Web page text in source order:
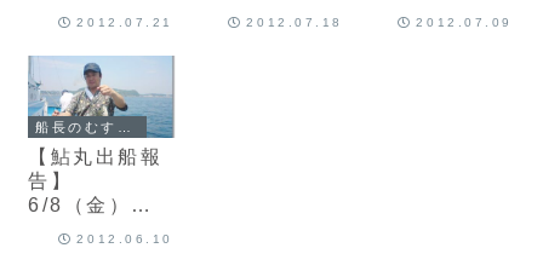
太刀魚など～
2012.07.21
ツオ・ワカシ
2012.07.18
ベキュー2012.07.09
船長のむすめによる鮎丸ブログ
【鮎丸出船報
告】
6/8（金）五
目釣り 金色
2012.06.10